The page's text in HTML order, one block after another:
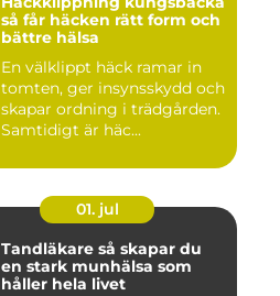
så får häcken rätt form och
bättre hälsa
En välklippt häck ramar in
tomten, ger insynsskydd och
skapar ordning i trädgården.
Samtidigt är häc...
01. jul
Tandläkare så skapar du
en stark munhälsa som
håller hela livet